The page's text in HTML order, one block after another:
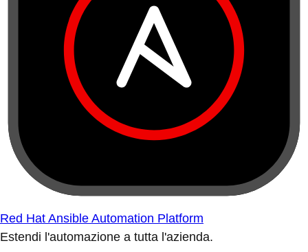
Red Hat Ansible Automation Platform
Estendi l'automazione a tutta l'azienda.